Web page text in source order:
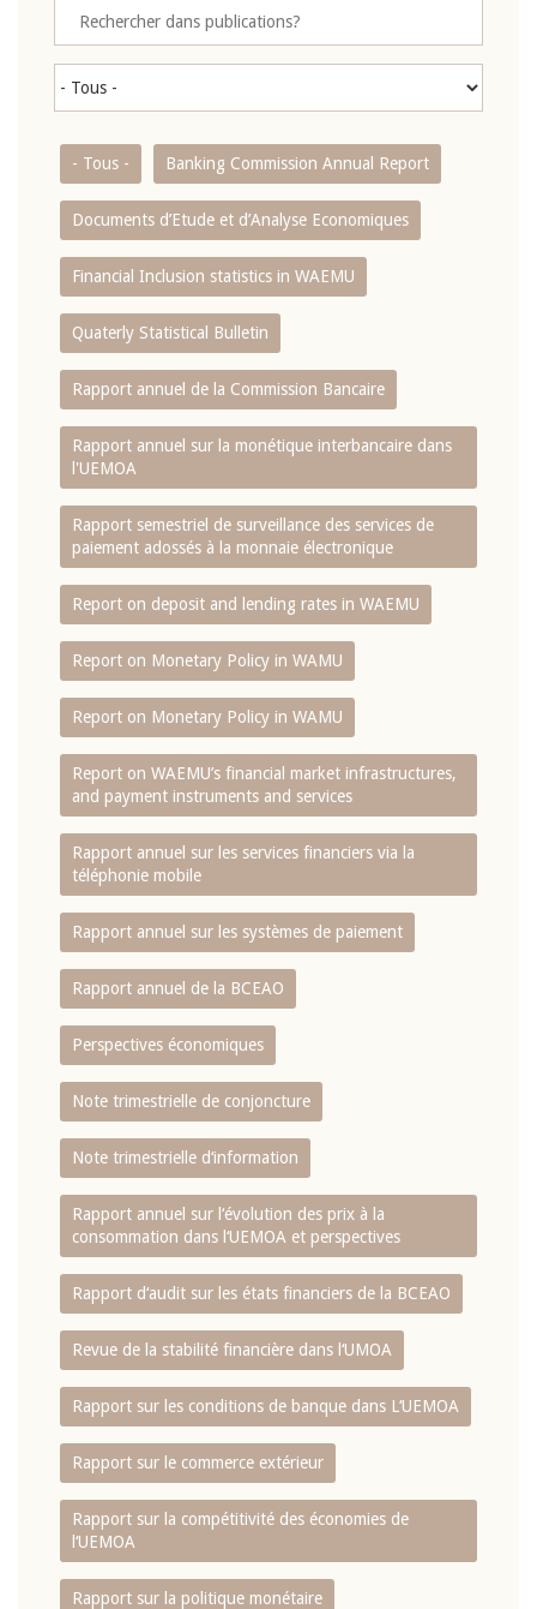
- Tous - Banking Commission Annual Report
Documents d’Etude et d’Analyse Economiques
Financial Inclusion statistics in WAEMU
Quaterly Statistical Bulletin
Rapport annuel de la Commission Bancaire
Rapport annuel sur la monétique interbancaire dans
l'UEMOA
Rapport semestriel de surveillance des services de
paiement adossés à la monnaie électronique
Report on deposit and lending rates in WAEMU
Report on Monetary Policy in WAMU
Report on Monetary Policy in WAMU
Report on WAEMU’s financial market infrastructures,
and payment instruments and services
Rapport annuel sur les services financiers via la
téléphonie mobile
Rapport annuel sur les systèmes de paiement
Rapport annuel de la BCEAO
Perspectives économiques
Note trimestrielle de conjoncture
Note trimestrielle d‘information
Rapport annuel sur l‘évolution des prix à la
consommation dans l‘UEMOA et perspectives
Rapport d‘audit sur les états financiers de la BCEAO
Revue de la stabilité financière dans l‘UMOA
Rapport sur les conditions de banque dans L‘UEMOA
Rapport sur le commerce extérieur
Rapport sur la compétitivité des économies de
l‘UEMOA
Rapport sur la politique monétaire